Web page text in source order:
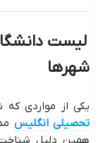
لیست
شهرها
یکی از مواردی که
تحصیلی انگلیس